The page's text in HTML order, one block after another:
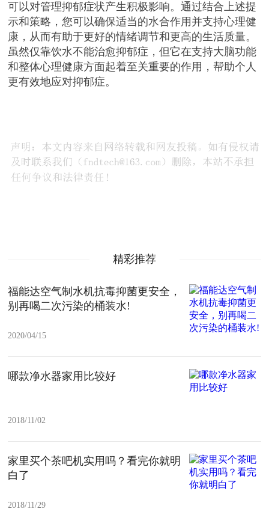
可以对管理抑郁症状产生积极影响。通过结合上述提
示和策略，您可以确保适当的水合作用并支持心理健
康，从而有助于更好的情绪调节和更高的生活质量。
虽然仅靠饮水不能治愈抑郁症，但它在支持大脑功能
和整体心理健康方面起着至关重要的作用，帮助个人
更有效地应对抑郁症。
精彩推荐
福能达空气制水机抗毒抑菌更安全，
别再喝二次污染的桶装水!
2020/04/15
哪款净水器家用比较好
2018/11/02
家里买个茶吧机实用吗？看完你就明
白了
2018/11/29